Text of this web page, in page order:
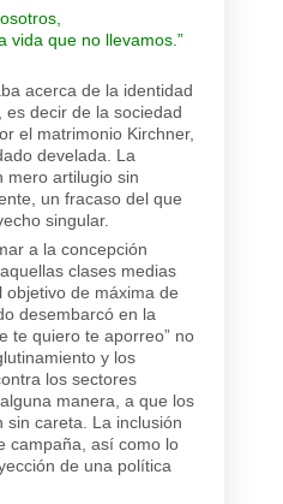
vida que no llevamos.”
acerca de la identidad
decir de la sociedad
el matrimonio Kirchner,
develada. La
mero artilugio sin
un fracaso del que
singular.
a la concepción
clases medias
de máxima de
desembarcó en la
te quiero te aporreo” no
y los
los sectores
manera, a que los
sin careta. La inclusión
campaña, así como lo
de una política